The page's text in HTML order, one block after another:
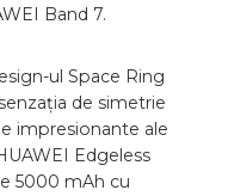
Band 7.
ul Space Ring
de simetrie
impresionante ale
Edgeless
5000 mAh cu